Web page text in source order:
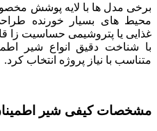
برخی مدل‌ ها با لایه ‌پوشش
محیط‌ های بسیار خورنده
غذایی یا پتروشیمی حساسیت ‌زا
با شناخت دقیق انواع شیر
متناسب با نیاز پروژه انتخاب کرد.
مشخصات کیفی شیر